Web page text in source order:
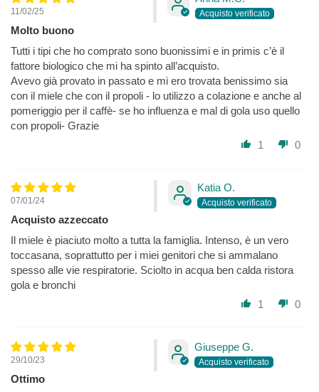
Grazie alla
filiera biologica controllata TheHoneyland
possiamo affermare con certezza che non sono trattati con
corrente di vapore, a differenza di molti prodotti simili in
commercio che vengono estratti con solventi chimici.
SENZA:
zuccheri raffinati o miele pastorizzato
propylene glycol,
conservanti e coloranti sintetici.
Ingredienti caratterizzanti per dose massima giornaliera
pari a:
propoli estratto idroalc. 2,1 ml -
Menta olio essenziale 0,014 ml -
Pino mugo olio essenziale 0,004 ml -
Tea tree olio essenziale 0,003 ml.
11/02/25
Molto buono
Tutti i tipi che ho comprato sono buonissimi e in primis c’è il
fattore biologico che mi ha spinto all’acquisto.
Avevo già provato in passato e mi ero trovata benissimo sia
con il miele che con il propoli - lo utilizzo a colazione e anche al
pomeriggio per il caffè- se ho influenza e mal di gola uso quello
con propoli- Grazie
1
0
07/01/24
Katia O.
Acquisto azzeccato
Il miele è piaciuto molto a tutta la famiglia. Intenso, è un vero
toccasana, soprattutto per i miei genitori che si ammalano
spesso alle vie respiratorie. Sciolto in acqua ben calda ristora
gola e bronchi
1
0
29/10/23
Giuseppe G.
Ottimo